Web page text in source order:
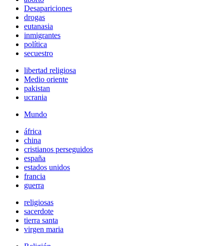
Desapariciones
drogas
eutanasia
inmigrantes
política
secuestro
libertad religiosa
Medio oriente
pakistan
ucrania
Mundo
áfrica
china
cristianos perseguidos
españa
estados unidos
francia
guerra
religiosas
sacerdote
tierra santa
virgen maria